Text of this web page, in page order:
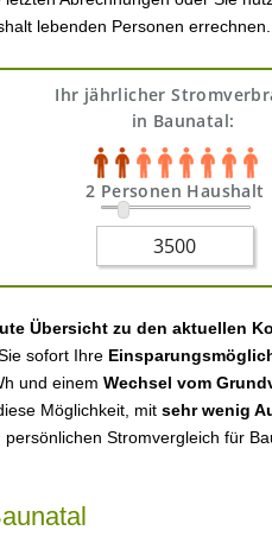
lebenden Personen errechnen.
Ihr jährlicher
in Baunatal:
2 Personen Haushalt
Übersicht zu den aktuellen
sofort Ihre
und einem Wechsel vom
Möglichkeit, mit sehr wenig
Stromvergleich für